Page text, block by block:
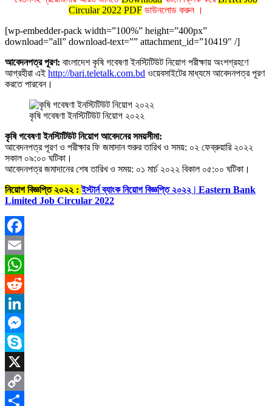
Circular 2022 PDF ডাউনলোড করুন ।
[wp-embedder-pack width=”100%” height=”400px”
download=”all” download-text=”” attachment_id=”10419″ /]
আবেদনপত্র পূরণ: বাংলাদেশ কৃষি গবেষণা ইনস্টিটিউট নিয়োগ পরীক্ষায় অংশগ্রহণে
আগ্রহীরা এই http://bari.teletalk.com.bd ওয়েবসাইটের মাধ্যমে আবেদনপত্র পূরণ
করতে পারবেন।
কৃষি গবেষণা ইনস্টিটিউট নিয়োগ ২০২২
কৃষি গবেষণা ইনস্টিটিউট নিয়োগ আবেদনের সময়সীমা:
আবেদনপত্র পূরণ ও পরীক্ষার ফি জমাদান শুরুর তারিখ ও সময়: ০২ ফেব্রুয়ারি ২০২২
সকাল ০৯:০০ ঘটিকা।
আবেদনপত্র জমাদানের শেষ তারিখ ও সময়: ০১ মার্চ ২০২২ বিকাল ০৫:০০ ঘটিকা।
নিয়োগ বিজ্ঞপ্তি ২০২২ :ইস্টার্ন ব্যাংক নিয়োগ বিজ্ঞপ্তি ২০২২ | Eastern Bank
Limited Job Circular 2022
Facebook
Email
WhatsApp
Reddit
LinkedIn
Messenger
Skype
X
Copy